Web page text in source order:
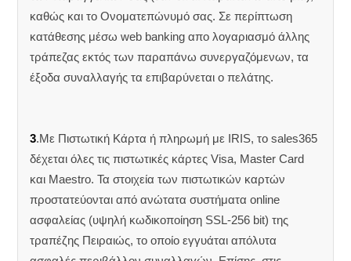
καθώς και το Ονοματεπώνυμό σας. Σε περίπτωση
κατάθεσης μέσω web banking απο λογαριασμό άλλης
τράπεζας εκτός των παραπάνω συνεργαζόμενων, τα
έξοδα συναλλαγής τα επιβαρύνεται ο πελάτης.
3.Με Πιστωτική Κάρτα ή πληρωμή με IRIS, το sales365
δέχεται όλες τις πιστωτικές κάρτες Visa, Master Card
και Maestro. Τα στοιχεία των πιστωτικών καρτών
προστατεύονται από ανώτατα συστήματα online
ασφαλείας (υψηλή κωδικοποίηση SSL-256 bit) της
τραπέζης Πειραιώς, το οποίο εγγυάται απόλυτα